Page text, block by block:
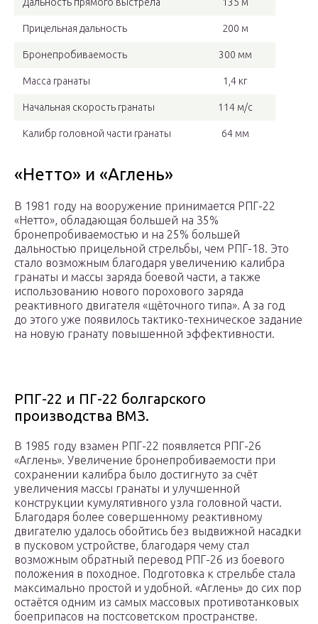
Прицельная дальность 200 м
Бронепробиваемость 300 мм
Масса гранаты 1,4 кг
Начальная скорость гранаты 114 м/с
Калибр головной части гранаты 64 мм
«Нетто» и «Аглень»
В 1981 году на вооружение принимается РПГ-22
«Нетто», обладающая большей на 35%
бронепробиваемостью и на 25% большей
дальностью прицельной стрельбы, чем РПГ-18. Это
стало возможным благодаря увеличению калибра
гранаты и массы заряда боевой части, а также
использованию нового порохового заряда
реактивного двигателя «щёточного типа». А за год
до этого уже появилось тактико-техническое задание
на новую гранату повышенной эффективности.
РПГ-22 и ПГ-22 болгарского
производства ВМЗ.
В 1985 году взамен РПГ-22 появляется РПГ-26
«Аглень». Увеличение бронепробиваемости при
сохранении калибра было достигнуто за счёт
увеличения массы гранаты и улучшенной
конструкции кумулятивного узла головной части.
Благодаря более совершенному реактивному
двигателю удалось обойтись без выдвижной насадки
в пусковом устройстве, благодаря чему стал
возможным обратный перевод РПГ-26 из боевого
положения в походное. Подготовка к стрельбе стала
максимально простой и удобной. «Аглень» до сих пор
остаётся одним из самых массовых противотанковых
боеприпасов на постсоветском пространстве.